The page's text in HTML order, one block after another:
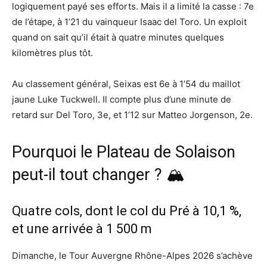
logiquement payé ses efforts. Mais il a limité la casse : 7e
de l’étape, à 1’21 du vainqueur Isaac del Toro. Un exploit
quand on sait qu’il était à quatre minutes quelques
kilomètres plus tôt.
Au classement général, Seixas est 6e à 1’54 du maillot
jaune Luke Tuckwell. Il compte plus d’une minute de
retard sur Del Toro, 3e, et 1’12 sur Matteo Jorgenson, 2e.
Pourquoi le Plateau de Solaison
peut-il tout changer ? 🏔️
Quatre cols, dont le col du Pré à 10,1 %,
et une arrivée à 1 500 m
Dimanche, le Tour Auvergne Rhône-Alpes 2026 s’achève